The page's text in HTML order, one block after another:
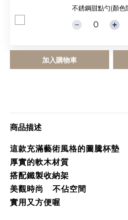
不銹鋼甜點勺(顏色
加入購物車
商品描述
這款充滿藝術風格的圖騰杯墊
厚實的軟木材質
搭配鐵製收納架
美觀時尚 不佔空間
實用又方便喔